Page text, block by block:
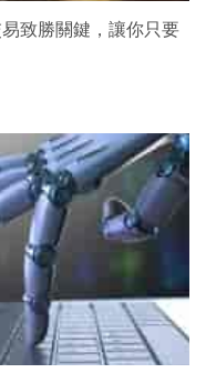
致勝關鍵，讓你只要